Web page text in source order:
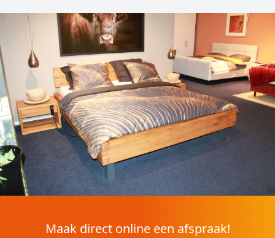
Maak direct online een afspraak!